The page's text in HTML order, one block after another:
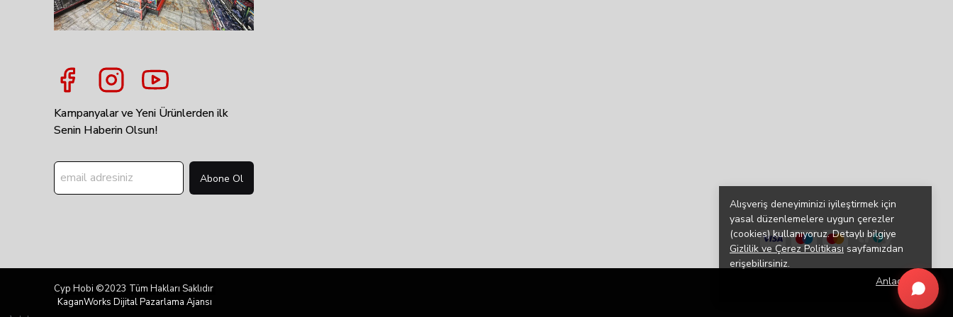
Alışveriş deneyiminizi iyileştirmek için
yasal düzenlemelere uygun çerezler
(cookies) kullanıyoruz. Detaylı bilgiye
Gizlilik ve Çerez Politikası sayfamızdan
erişebilirsiniz.
Anladım
Kampanyalar ve Yeni Ürünlerden ilk
Senin Haberin Olsun!
Abone Ol
Cyp Hobi ©2023 Tüm Hakları Saklıdır
KaganWorks Dijital Pazarlama Ajansı